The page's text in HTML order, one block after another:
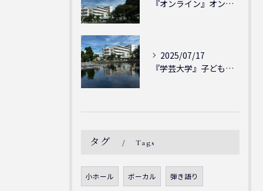
『オンライン』オンラインの会員様大募集中！シェリー・アーツ音...
2025/07/17
『学芸大学』子どもには子どもの表現が大切！シェリー・アーツ音...
タグ Tags
小ホール ボーカル 弾き語り